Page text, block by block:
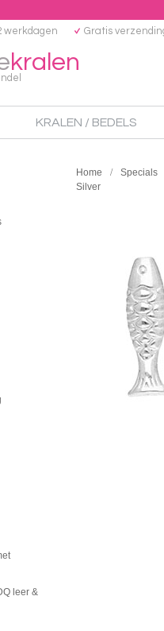
kralen
werkdagen Gratis
KRALEN / BEDELS
leer &
Home Specials
Silver